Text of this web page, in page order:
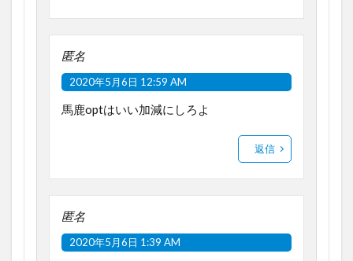
匿名
2020年5月6日 12:59 AM
馬鹿optはいい加減にしろよ
返信
匿名
2020年5月6日 1:39 AM